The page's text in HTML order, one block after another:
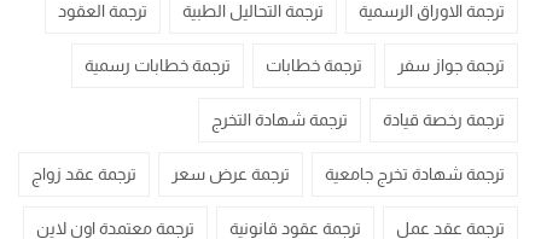
ترجمة الاوراق الرسمية ترجمة التحاليل الطبية ترجمة العقود
ترجمة جواز سفر ترجمة خطابات ترجمة خطابات رسمية
ترجمة رخصة قيادة ترجمة شهادة التخرج
ترجمة شهادة تخرج جامعية ترجمة عرض سعر ترجمة عقد زواج
ترجمة عقد عمل ترجمة عقود قانونية ترجمة معتمدة اون لاين